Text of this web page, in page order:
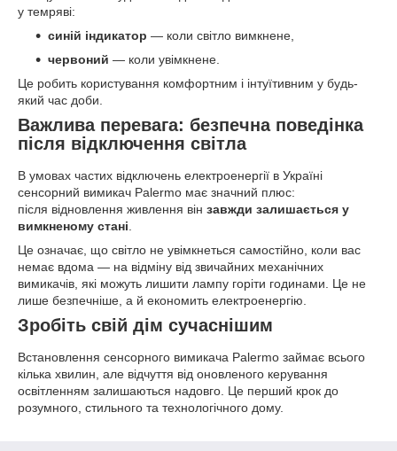
у темряві:
синій індикатор — коли світло вимкнене,
червоний — коли увімкнене.
Це робить користування комфортним і інтуїтивним у будь-
який час доби.
Важлива перевага: безпечна поведінка
після відключення світла
В умовах частих відключень електроенергії в Україні
сенсорний вимикач Palermo має значний плюс:
після відновлення живлення він завжди залишається у
вимкненому стані
Це означає, що світло не увімкнеться самостійно, коли вас
немає вдома — на відміну від звичайних механічних
вимикачів, які можуть лишити лампу горіти годинами. Це не
лише безпечніше, а й економить електроенергію.
Зробіть свій дім сучаснішим
Встановлення сенсорного вимикача Palermo займає всього
кілька хвилин, але відчуття від оновленого керування
освітленням залишаються надовго. Це перший крок до
розумного, стильного та технологічного дому.